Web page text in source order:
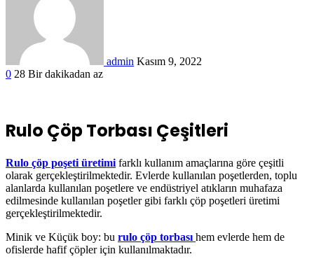
admin Kasım 9, 2022
0 28 Bir dakikadan az
Rulo Çöp Torbası Çeşitleri
Rulo çöp poşeti üretimi farklı kullanım amaçlarına göre çeşitli
olarak gerçekleştirilmektedir. Evlerde kullanılan poşetlerden, toplu
alanlarda kullanılan poşetlere ve endüstriyel atıkların muhafaza
edilmesinde kullanılan poşetler gibi farklı çöp poşetleri üretimi
gerçekleştirilmektedir.
Minik ve Küçük boy: bu rulo çöp torbası hem evlerde hem de
ofislerde hafif çöpler için kullanılmaktadır.